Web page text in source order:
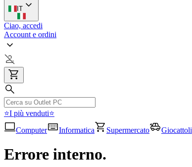
IT
Ciao, accedi
Account e ordini
⭐I più venduti⭐
Computer
Informatica Supermercato Giocattoli
Errore interno.